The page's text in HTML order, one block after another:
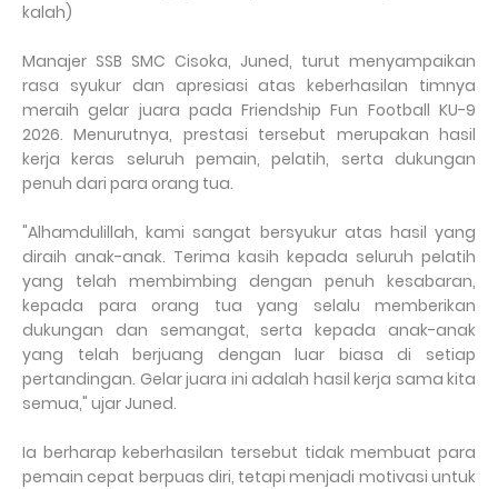
kalah)
Manajer SSB SMC Cisoka, Juned, turut menyampaikan
rasa syukur dan apresiasi atas keberhasilan timnya
meraih gelar juara pada Friendship Fun Football KU-9
2026. Menurutnya, prestasi tersebut merupakan hasil
kerja keras seluruh pemain, pelatih, serta dukungan
penuh dari para orang tua.
"Alhamdulillah, kami sangat bersyukur atas hasil yang
diraih anak-anak. Terima kasih kepada seluruh pelatih
yang telah membimbing dengan penuh kesabaran,
kepada para orang tua yang selalu memberikan
dukungan dan semangat, serta kepada anak-anak
yang telah berjuang dengan luar biasa di setiap
pertandingan. Gelar juara ini adalah hasil kerja sama kita
semua," ujar Juned.
Ia berharap keberhasilan tersebut tidak membuat para
pemain cepat berpuas diri, tetapi menjadi motivasi untuk